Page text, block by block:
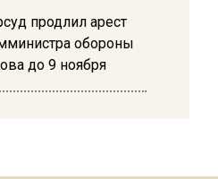
продлил арест
обороны
до 9 ноября